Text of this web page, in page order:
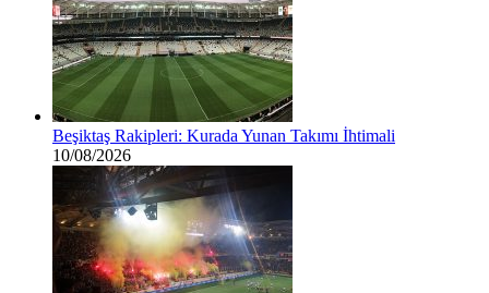
Beşiktaş Rakipleri: Kurada Yunan Takımı İhtimali
10/08/2026